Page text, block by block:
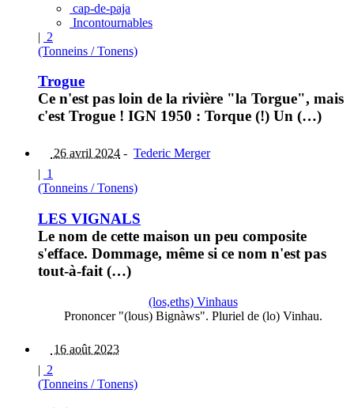
cap-de-paja
Incontournables
| 2
(Tonneins / Tonens)
Trogue
Ce n'est pas loin de la rivière "la Torgue", mais
c'est Trogue ! IGN 1950 : Torque (!) Un (…)
26 avril 2024 - Tederic Merger
| 1
(Tonneins / Tonens)
LES VIGNALS
Le nom de cette maison un peu composite
s'efface. Dommage, même si ce nom n'est pas
tout-à-fait (…)
(los,eths) Vinhaus
Prononcer "(lous) Bignàws". Pluriel de (lo) Vinhau.
16 août 2023
| 2
(Tonneins / Tonens)